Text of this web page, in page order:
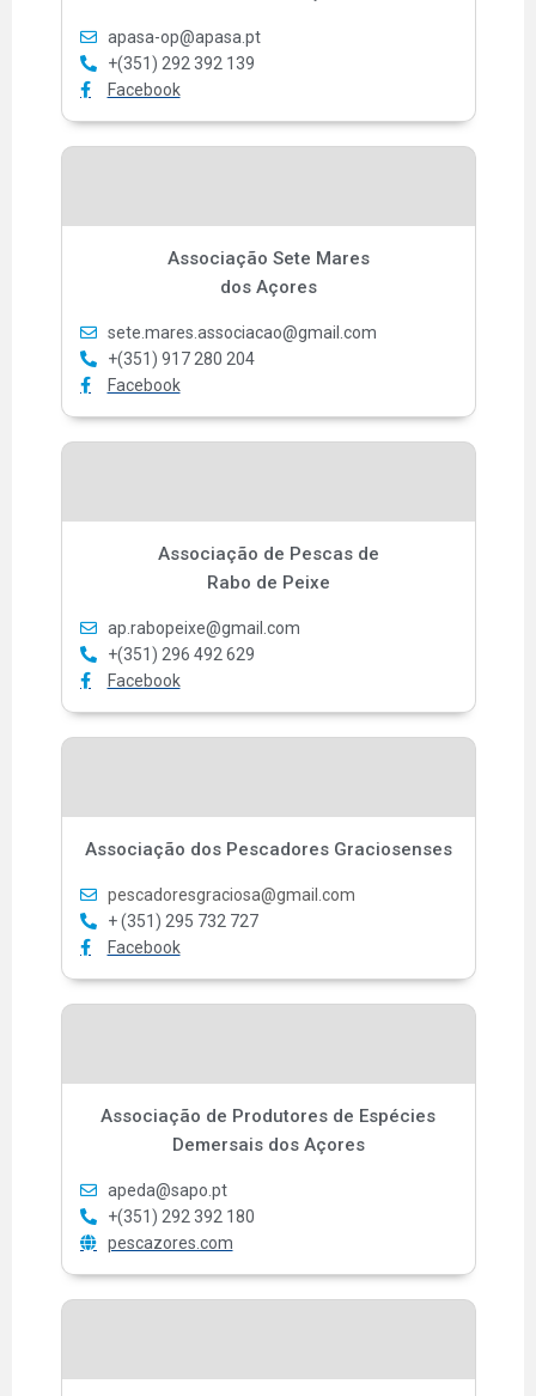
apasa-op@apasa.pt
+(351) 292 392 139
Facebook
Associação Sete Mares
dos Açores
sete.mares.associacao@gmail.com
+(351) 917 280 204
Facebook
Associação de Pescas de
Rabo de Peixe
ap.rabopeixe@gmail.com
+(351) 296 492 629
Facebook
Associação dos Pescadores Graciosenses
pescadoresgraciosa@gmail.com
+ (351) 295 732 727
Facebook
Associação de Produtores de Espécies
Demersais dos Açores
apeda@sapo.pt
+(351) 292 392 180
pescazores.com